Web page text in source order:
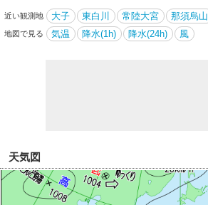
近い観測地 大子 東白川 常陸大宮 那須烏山
地図で見る 気温 降水(1h) 降水(24h) 風
天気図